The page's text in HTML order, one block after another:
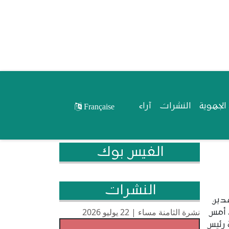
النشرات آراء Française
أمس
رئيس
الفيس بوك
النشرات
نشرة الثامنة مساء | 22 يوليو 2026